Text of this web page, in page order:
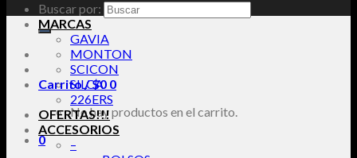
Buscar por:
Carrito /$0 0
No hay productos en el carrito.
0
MARCAS
GAVIA
MONTON
SCICON
SILCA
226ERS
OFERTAS!!!
ACCESORIOS
–